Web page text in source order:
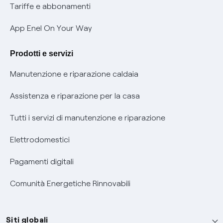
Phishing e truffe online
Verifica chi ti ha chiamato
Agevolazione utenti con disabilità per offerte Fibra
Informativa RAEE
Tariffe e abbonamenti
App Enel On Your Way
Prodotti e servizi
Manutenzione e riparazione caldaia
Assistenza e riparazione per la casa
Tutti i servizi di manutenzione e riparazione
Elettrodomestici
Pagamenti digitali
Comunità Energetiche Rinnovabili
Siti globali